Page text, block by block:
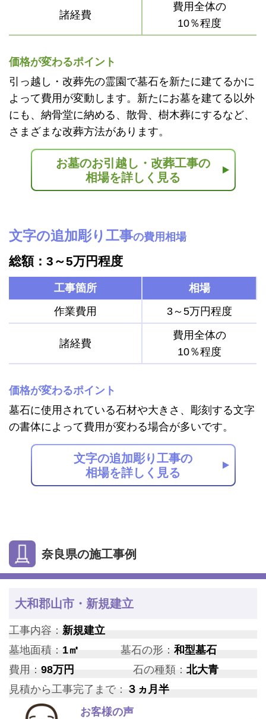
諸経費
費用全体の
10％程度
価格が変わるポイント
引っ越し・改葬先の霊園で墓石を新たに建てるかに
よって費用が変動します。新たにお墓を建てる以外
にも、納骨堂に納める、散骨、樹木葬にするなど、
さまざまな改葬方法があります。
お墓のお引越し・改葬工事の
相場を詳しく見る
文字の追加彫り工事の費用相場
総額：3～5万円程度
工事箇所
相場
作業費用
3～5万円程度
諸経費
費用全体の
10％程度
価格が変わるポイント
墓石に使用されている石材や大きさ、彫刻する文字
の書体によって費用が変わる場合が多いです。
文字の追加彫り工事の
相場を詳しく見る
奈良県の施工事例
大和郡山市・新規建立
工事内容： 新規建立
墓地面積： 1㎡ 墓石の形：和型墓石
費用： 98万円 石の種類： 北大青
見積から工事完了まで： ３ヵ月半
お客様の声